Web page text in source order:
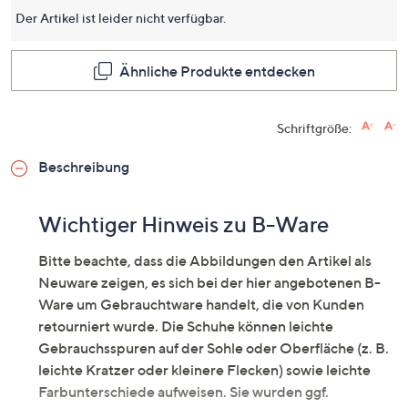
Der Artikel ist leider nicht verfügbar.
Ähnliche Produkte entdecken
Schriftgröße:
Beschreibung
Wichtiger Hinweis zu B-Ware
Bitte beachte, dass die Abbildungen den Artikel als
Neuware zeigen, es sich bei der hier angebotenen B-
Ware um Gebrauchtware handelt, die von Kunden
retourniert wurde. Die Schuhe können leichte
Gebrauchsspuren auf der Sohle oder Oberfläche (z. B.
leichte Kratzer oder kleinere Flecken) sowie leichte
Farbunterschiede aufweisen. Sie wurden ggf.